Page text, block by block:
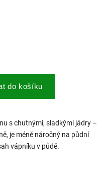
do košíku
s chutnými, sladkými jádry –
je méně náročný na půdní
vápníku v půdě.